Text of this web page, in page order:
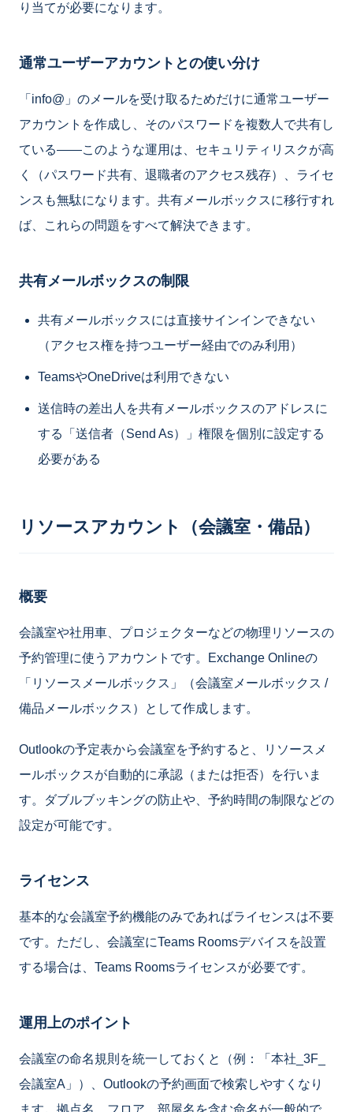
り当てが必要になります。
通常ユーザーアカウントとの使い分け
「info@」のメールを受け取るためだけに通常ユーザー
アカウントを作成し、そのパスワードを複数人で共有し
ている——このような運用は、セキュリティリスクが高
く（パスワード共有、退職者のアクセス残存）、ライセ
ンスも無駄になります。共有メールボックスに移行すれ
ば、これらの問題をすべて解決できます。
共有メールボックスの制限
共有メールボックスには直接サインインできない
（アクセス権を持つユーザー経由でのみ利用）
TeamsやOneDriveは利用できない
送信時の差出人を共有メールボックスのアドレスに
する「送信者（Send As）」権限を個別に設定する
必要がある
リソースアカウント（会議室・備品）
概要
会議室や社用車、プロジェクターなどの物理リソースの
予約管理に使うアカウントです。Exchange Onlineの
「リソースメールボックス」（会議室メールボックス /
備品メールボックス）として作成します。
Outlookの予定表から会議室を予約すると、リソースメ
ールボックスが自動的に承認（または拒否）を行いま
す。ダブルブッキングの防止や、予約時間の制限などの
設定が可能です。
ライセンス
基本的な会議室予約機能のみであればライセンスは不要
です。ただし、会議室にTeams Roomsデバイスを設置
する場合は、Teams Roomsライセンスが必要です。
運用上のポイント
会議室の命名規則を統一しておくと（例：「本社_3F_
会議室A」）、Outlookの予約画面で検索しやすくなり
ます。拠点名、フロア、部屋名を含む命名が一般的で